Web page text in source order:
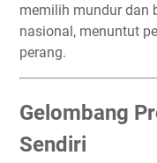
memilih mundur dan
nasional, menuntut
perang.
Gelombang
Sendiri